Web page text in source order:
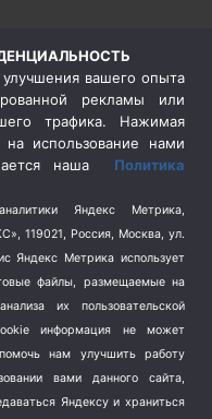
вашего опыта
рекламы или
трафика. Нажимая
использование нами
наша Политика
Яндекс Метрика,
119021, Россия, Москва, ул.
Яндекс Метрика использует
файлы, размещаемые на
их пользовательской
информация не может
нам улучшить работу
вами данного сайта,
Яндексу и храниться